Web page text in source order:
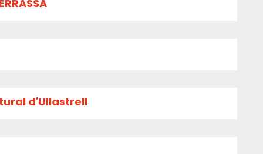
d'Ullastrell